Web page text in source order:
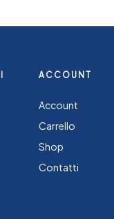
ACCOUNT
Account
Carrello
Shop
Contatti